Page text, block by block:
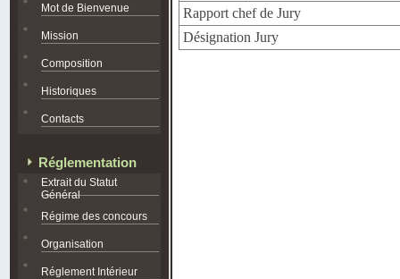
Mot de Bienvenue
Mission
Composition
Historiques
Contacts
Réglementation
Extrait du Statut
Général
Régime des concours
Organisation
Réglement Intérieur
Rapport chef de Jury
Désignation Jury